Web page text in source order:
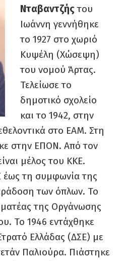
Νταβαντζήςτου
Ιωάννη γεννήθηκε
το 1927 στο χωριό
Κυψέλη (Χώσεψη)
του νομού Άρτας.
Τελείωσε το
δημοτικό σχολείο
και το 1942, στην
στο ΕΑΜ. Στη
στην ΕΠΟΝ. Από τον
μέλος του ΚΚΕ.
έως τη συμφωνία της
των όπλων. Το
της Οργάνωσης
Το 1946 εντάχθηκε
Ελλάδας (ΔΣΕ) με
Παλιούρα. Πιάστηκε